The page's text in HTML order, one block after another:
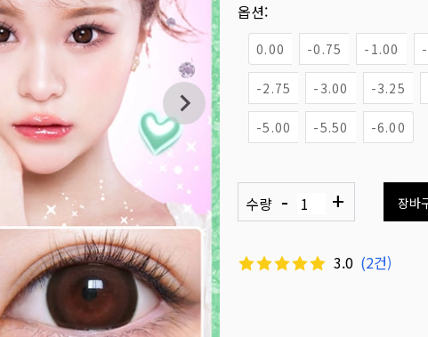
옵션:
0.00 -0.75 -1.00
-2.75 -3.00 -3.25
-5.00 -5.50 -6.00
수량 - + 장바
3.0 (2건)